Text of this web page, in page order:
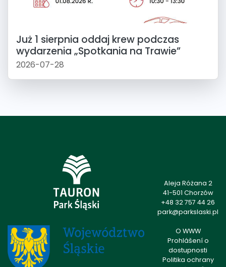
Już 1 sierpnia oddaj krew podczas
wydarzenia „Spotkania na Trawie”
2026-07-28
Aleja Różana 2
41-501 Chorzów
+48 32 757 44 26
park@parkslaski.pl
O WWW
Prohlášení o
dostupnosti
Politika ochrany